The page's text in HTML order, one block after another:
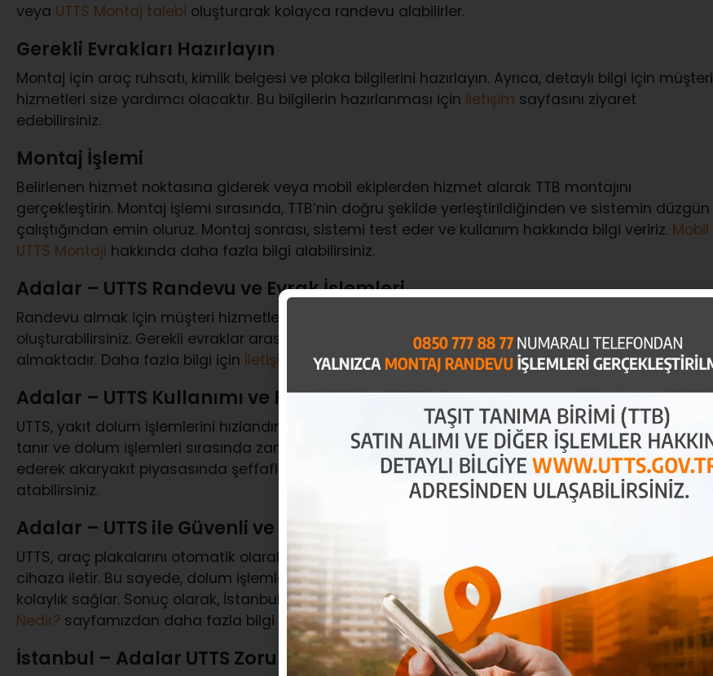
veya UTTS Montaj talebi oluşturarak kolayca randevu alabilirler.
Gerekli Evrakları Hazırlayın
Montaj için araç ruhsatı, kimlik belgesi ve plaka bilgilerini hazırlayın. Ayrıca, detaylı bilgi için müşteri
hizmetleri size yardımcı olacaktır. Bu bilgilerin hazırlanması için İletişim sayfasını ziyaret
edebilirsiniz.
Montaj İşlemi
Belirlenen hizmet noktasına giderek veya mobil ekiplerden hizmet alarak TTB montajını
gerçekleştirin. Montaj işlemi sırasında, TTB’nin doğru şekilde yerleştirildiğinden ve sistemin düzgün
çalıştığından emin oluruz. Montaj sonrası, sistemi test eder ve kullanım hakkında bilgi veririz. Mobil
UTTS Montajı hakkında daha fazla bilgi alabilirsiniz.
Adalar – UTTS Randevu ve Evrak İşlemleri
Randevu almak için müşteri hizmetleri (
oluşturabilirsiniz. Gerekli evraklar arasında araç ruhsatı, kimlik belgesi ve plaka bilgileri yer
almaktadır. Daha fazla bilgi için İletişim sayfamızı ziyaret edebilirsiniz.
Adalar – UTTS Kullanımı ve Faydaları
UTTS, yakıt dolum işlemlerini hızlandırır ve güvenli hale getirir. TTB, plaka bilgilerini otomatik olarak
tanır ve dolum işlemleri sırasında zaman tasarrufu sağlar. Ayrıca, kayıt dışı ekonomi ile mücadele
ederek akaryakıt piyasasında şeffaflık yaratır. Detaylı bilgi için UTTS Hakkındasayfamıza göz
atabilirsiniz.
Adalar – UTTS ile Güvenli ve Hızlı Yakıt Dolumu
UTTS, araç plakalarını otomatik olarak tanır ve dolum sırasında plaka bilgilerini ödeme kaydedici
cihaza iletir. Bu sayede, dolum işlemleri sırasında yanlışlıkları önler ve sürücüler için büyük bir
kolaylık sağlar. Sonuç olarak, İstanbul’un yoğun trafiğinde zaman tasarrufu sunar.
UTTS Mobil
Nedir? sayfamızdan daha fazla bilgi alabilirsiniz.
İstanbul – Adalar UTTS Zorunlu mu?